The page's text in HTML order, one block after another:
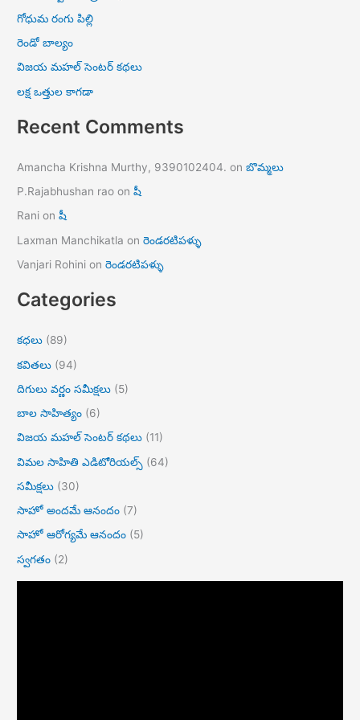
గోధుమ రంగు పిల్లి
రెండో బాల్యం
విజయ మహల్ సెంటర్ కథలు
లక్ష ఒత్తుల కాగడా
Recent Comments
Amancha Krishna Murthy, 9390102404. onబొమ్మలు
P.Rajabhushan rao onషీ
Rani onషీ
Laxman Manchikatla onరెండరటిపళ్ళు
Vanjari Rohini onరెండరటిపళ్ళు
Categories
కధలు (89)
కవితలు (94)
దిగులు వర్ణం సమీక్షలు (5)
బాల సాహిత్యం (6)
విజయ మహల్ సెంటర్ కథలు (11)
విమల సాహితి ఎడిటోరియల్స్ (64)
సమీక్షలు (30)
సాహో అందమే ఆనందం (7)
సాహో ఆరోగ్యమే ఆనందం (5)
స్వగతం (2)